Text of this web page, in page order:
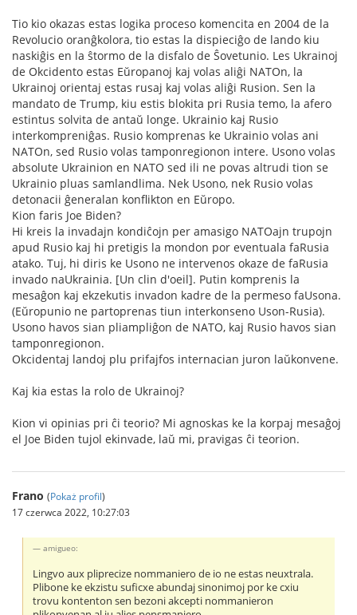
Tio kio okazas estas logika proceso komencita en 2004 de la
Revolucio oranĝkolora, tio estas la dispieciĝo de lando kiu
naskiĝis en la ŝtormo de la disfalo de Ŝovetunio. Les Ukrainoj
de Okcidento estas Eŭropanoj kaj volas aliĝi NATOn, la
Ukrainoj orientaj estas rusaj kaj volas aliĝi Rusion. Sen la
mandato de Trump, kiu estis blokita pri Rusia temo, la afero
estintus solvita de antaŭ longe. Ukrainio kaj Rusio
interkompreniĝas. Rusio komprenas ke Ukrainio volas ani
NATOn, sed Rusio volas tamponregionon intere. Usono volas
absolute Ukrainion en NATO sed ili ne povas altrudi tion se
Ukrainio pluas samlandlima. Nek Usono, nek Rusio volas
detonacii ĝeneralan konflikton en Eŭropo.
Kion faris Joe Biden?
Hi kreis la invadajn kondiĉojn per amasigo NATOajn trupojn
apud Rusio kaj hi pretigis la mondon por eventuala faRusia
atako. Tuj, hi diris ke Usono ne intervenos okaze de faRusia
invado naUkrainia. [Un clin d'oeil]. Putin komprenis la
mesaĝon kaj ekzekutis invadon kadre de la permeso faUsona.
(Eŭropunio ne partoprenas tiun interkonseno Uson-Rusia).
Usono havos sian pliampliĝon de NATO, kaj Rusio havos sian
tamponregionon.
Okcidentaj landoj plu prifajfos internacian juron laŭkonvene.
Kaj kia estas la rolo de Ukrainoj?
Kion vi opinias pri ĉi teorio? Mi agnoskas ke la korpaj mesaĝoj
el Joe Biden tujol ekinvade, laŭ mi, pravigas ĉi teorion.
Frano (Pokaż profil)
17 czerwca 2022, 10:27:03
amigueo:
Lingvo aux pliprecize nommaniero de io ne estas neuxtrala.
Plibone ke ekzistu suficxe abundaj sinonimoj por ke cxiu
trovu kontenton sen bezoni akcepti nommanieron